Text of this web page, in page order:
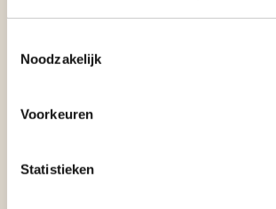
Noodzakelijk
Voorkeuren
Statistieken
Vorige